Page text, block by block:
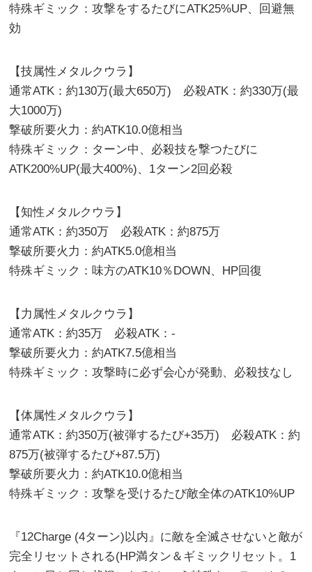
特殊ギミック：攻撃をするたびにATK25%UP、回避無
効
【技属性メタルクウラ】
通常ATK：約130万(最大650万) 必殺ATK：約330万(最
大1000万)
撃破所要火力：約ATK10.0億相当
特殊ギミック：ターン中、必殺技を撃つたびに
ATK200%UP(最大400%)、1ターン2回必殺
【知性メタルクウラ】
通常ATK：約350万 必殺ATK：約875万
撃破所要火力：約ATK5.0億相当
特殊ギミック：味方のATK10％DOWN、HP回復
【力属性メタルクウラ】
通常ATK：約35万 必殺ATK：-
撃破所要火力：約ATK7.5億相当
特殊ギミック：攻撃時に必ず会心が発動、必殺技なし
【体属性メタルクウラ】
通常ATK：約350万(被弾するたび+35万) 必殺ATK：約
875万(被弾するたび+87.5万)
撃破所要火力：約ATK10.0億相当
特殊ギミック：攻撃を受けるたび敵全体のATK10%UP
『12Charge (4ターン)以内』に敵を全滅させないと敵が
完全リセットされる(HP満タン＆ギミックリセット。1